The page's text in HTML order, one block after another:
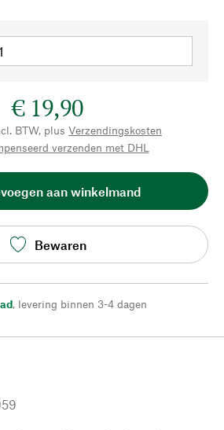
€ 19,90
BTW, plus Verzendingskosten
verzenden met DHL
aan winkelmand
Bewaren
, levering binnen 3-4 dagen